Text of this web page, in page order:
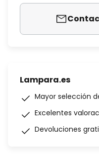
Lampara.es
Mayor selección
Excelentes
Devoluciones